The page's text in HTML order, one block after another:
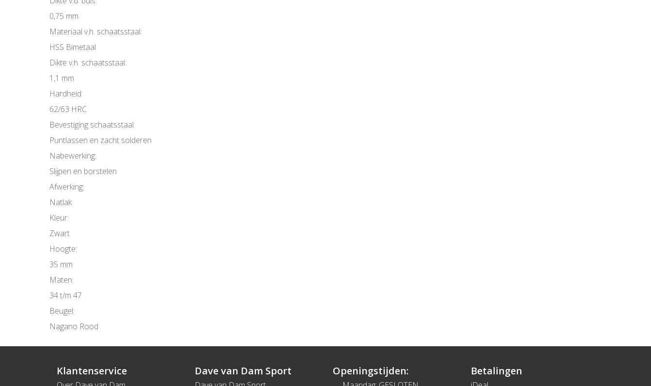
0,75 mm
Materiaal v.h. schaatsstaal:
HSS Bimetaal
Dikte v.h. schaatsstaal:
1,1 mm
Hardheid:
62/63 HRC
Bevestiging schaatsstaal:
Puntlassen en zacht solderen
Nabewerking:
Slijpen en borstelen
Afwerking:
Natlak
Kleur:
Zwart
Hoogte:
35 mm
Maten:
34 t/m 47
Beugel:
Nagano Rood
Klantenservice Dave van Dam Sport Openingstijden: Betalingen